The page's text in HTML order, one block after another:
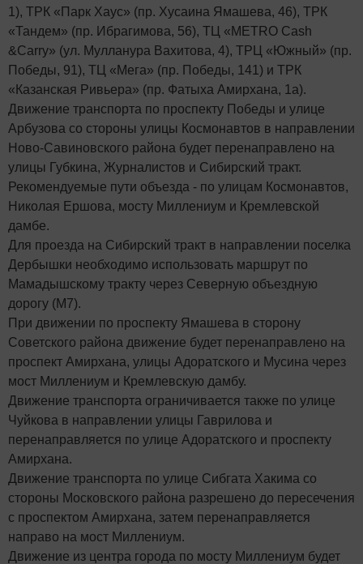
1), ТРК «Парк Хаус» (пр. Хусаина Ямашева, 46), ТРК
«Тандем» (пр. Ибрагимова, 56), ТЦ «METRO Cash
&Carry» (ул. Мулланура Вахитова, 4), ТРЦ «Южный» (пр.
Победы, 91), ТЦ «Мега» (пр. Победы, 141) и ТРК
«Казанская Ривьера» (пр. Фатыха Амирхана, 1а).
Движение транспорта по проспекту Победы и улице
Арбузова со стороны улицы Космонавтов в направлении
Ново-Савиновского района будет перенаправлено на
улицы Губкина, Журналистов и Сибирский тракт.
Рекомендуемые пути объезда - по улицам Космонавтов,
Николая Ершова, мосту Миллениум и Кремлевской
дамбе.
Для проезда на Сибирский тракт в направлении поселка
Дербышки необходимо использовать маршрут по
Мамадышскому тракту через Северную объездную
дорогу (М7).
При движении по проспекту Ямашева в сторону
Советского района движение будет перенаправлено на
проспект Амирхана, улицы Адоратского и Мусина через
мост Миллениум и Кремлевскую дамбу.
Движение транспорта ограничивается также по улице
Чуйкова в направлении улицы Гаврилова и
перенаправляется по улице Адоратского и проспекту
Амирхана.
Движение транспорта по улице Сибгата Хакима со
стороны Московского района разрешено до пересечения
с проспектом Амирхана, затем перенаправляется
направо на мост Миллениум.
Движение из центра города по мосту Миллениум будет